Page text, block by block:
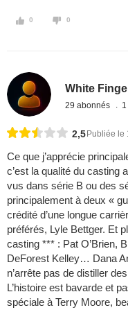
0 0
White
29 abonnés
2,5 Publiée le
Ce que j’apprécie
c’est la qualité du casting
vus dans série B ou des
principalement à deux «
crédité d’une longue
préférés, Lyle Bettger. Et
casting *** : Pat O’Brien,
DeForest Kelley… Dana
n’arrête pas de distiller
L’histoire est bavarde et
spéciale à Terry Moore,